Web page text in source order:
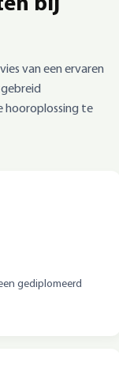
bij
van een ervaren
hooroplossing te
gediplomeerd